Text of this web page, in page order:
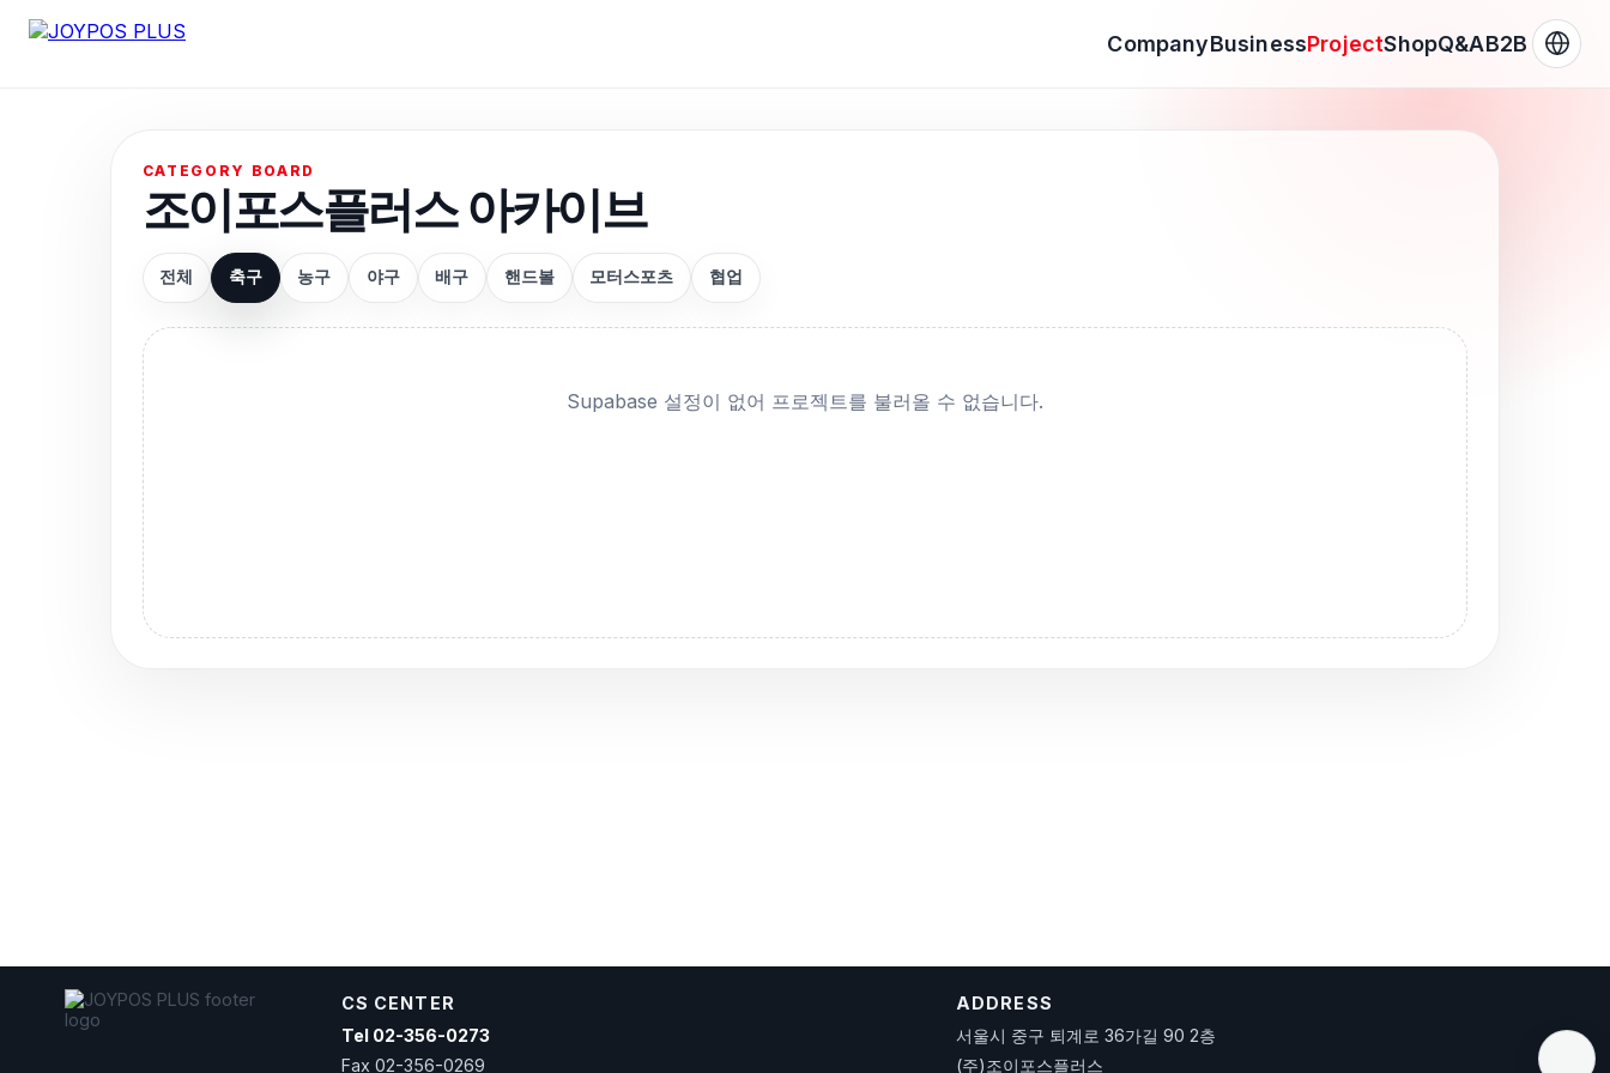
CompanyBusinessProjectShopQ&AB2B
CATEGORY BOARD
조이포스플러스 아카이브
전체 축구 농구 야구 배구 핸드볼 모터스포츠 협업
Supabase 설정이 없어 프로젝트를 불러올 수 없습니다.
CS CENTER
Tel 02-356-0273
Fax 02-356-0269
ADDRESS
서울시 중구 퇴계로 36가길 90 2층
(주)조이포스플러스